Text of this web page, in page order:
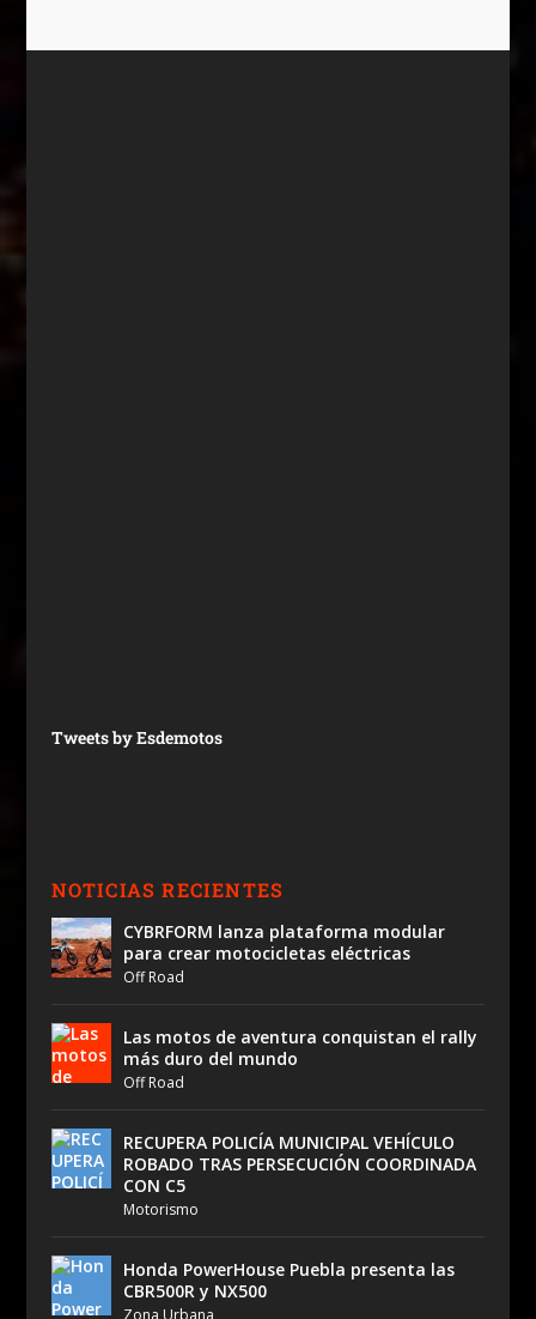
Tweets by Esdemotos
NOTICIAS RECIENTES
CYBRFORM lanza plataforma modular
para crear motocicletas eléctricas
Off Road
Las motos de aventura conquistan el rally
más duro del mundo
Off Road
RECUPERA POLICÍA MUNICIPAL VEHÍCULO
ROBADO TRAS PERSECUCIÓN COORDINADA
CON C5
Motorismo
Honda PowerHouse Puebla presenta las
CBR500R y NX500